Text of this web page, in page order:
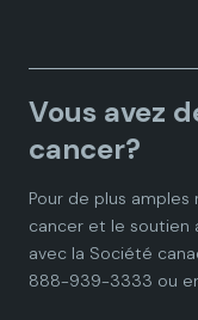
a
d
a
n
a
d
a
n
Vous avez
cancer?
Pour de plus
cancer et le soutien
avec la Société
888-939-3333 ou